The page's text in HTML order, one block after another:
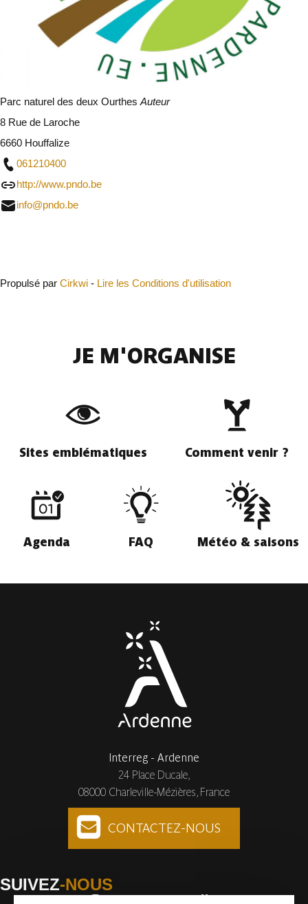
Parc naturel des deux Ourthes Auteur
8 Rue de Laroche
6660 Houffalize
061210400
http://www.pndo.be
info@pndo.be
Propulsé par Cirkwi - Lire les Conditions d'utilisation
JE M'ORGANISE
Sites emblématiques Comment venir ?
Agenda FAQ Météo & saisons
Interreg - Ardenne
24 Place Ducale,
08000 Charleville-Mézières, France
CONTACTEZ-NOUS
SUIVEZ-NOUS